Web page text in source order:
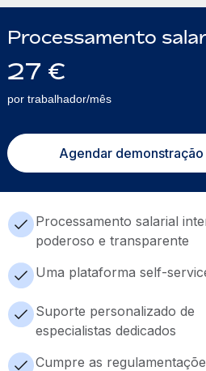
Processamento
27 €
por trabalhador/mês
Agendar demonstração
Processamento salarial
poderoso e transparente
Uma plataforma self-
Suporte personalizado de
especialistas dedicados
Cumpre as